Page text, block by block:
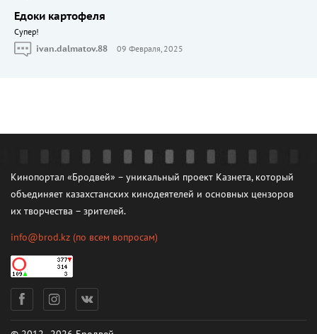
Едоки картофеля
Cупер!
ivan.dalmatov.88
09 Февраля, 2025
Кинопортал «Бродвей» – уникальный проект Казнета, который
объединяет казахстанских кинодеятелей и основных цензоров
их творчества – зрителей.
info@brod.kz (по всем вопросам)